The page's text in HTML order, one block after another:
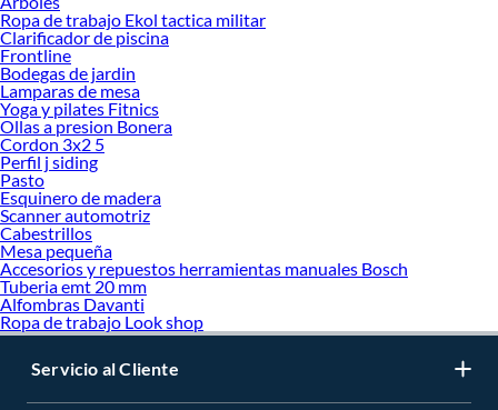
Ropa de trabajo Ekol tactica militar
Clarificador de piscina
Frontline
Bodegas de jardin
Lamparas de mesa
Yoga y pilates Fitnics
Ollas a presion Bonera
Cordon 3x2 5
Perfil j siding
Pasto
Esquinero de madera
Scanner automotriz
Cabestrillos
Mesa pequeña
Accesorios y repuestos herramientas manuales Bosch
Tuberia emt 20 mm
Alfombras Davanti
Ropa de trabajo Look shop
Servicio al Cliente